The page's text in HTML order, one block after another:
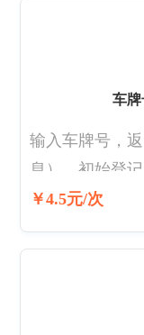
车
输入车牌号，
息）。初始登
间、车架号、
不一定全部返
档 一般在新车
时才能更新到
￥4.5元/次